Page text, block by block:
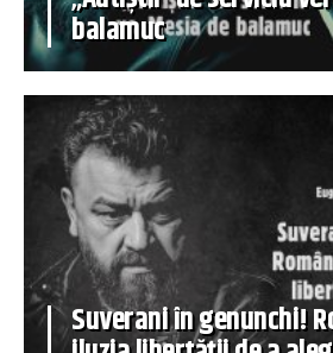
balamuc
Suverani în genunchi!